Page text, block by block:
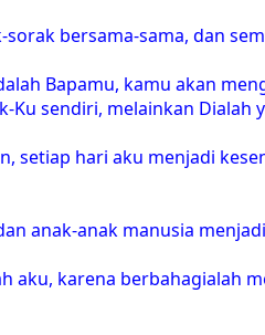
bersama-sama, dan
Bapamu, kamu akan
sendiri, melainkan Dialah
setiap hari aku menjadi
anak-anak manusia
aku, karena berbahagialah